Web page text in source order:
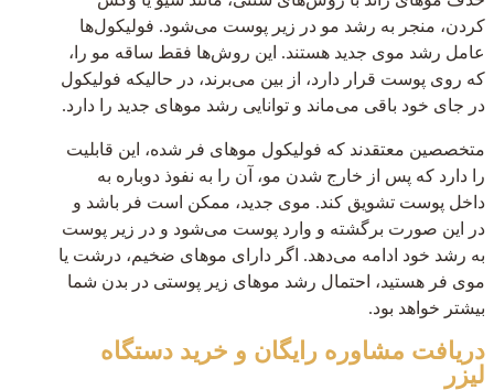
کردن، منجر به رشد مو در زیر پوست می‌شود. فولیکول‌ها
عامل رشد موی جدید هستند. این روش‌ها فقط ساقه مو را،
که روی پوست قرار دارد، از بین می‌برند، در حالیکه فولیکول
در جای خود باقی می‌ماند و توانایی رشد موهای جدید را دارد.
متخصصین معتقدند که فولیکول موهای فر شده، این قابلیت
را دارد که پس از خارج شدن مو، آن را به نفوذ دوباره به
داخل پوست تشویق کند. موی جدید، ممکن است فر باشد و
در این صورت برگشته و وارد پوست می‌شود و در زیر پوست
به رشد خود ادامه می‌دهد. اگر دارای موهای ضخیم، درشت یا
موی فر هستید، احتمال رشد موهای زیر پوستی در بدن شما
بیشتر خواهد بود.
دریافت مشاوره رایگان و خرید دستگاه
لیزر